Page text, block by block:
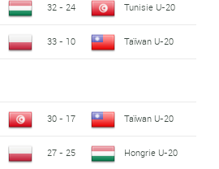
32 - 24 Tunisie U-20
33 - 10 Taïwan U-20
30 - 17 Taïwan U-20
27 - 25 Hongrie U-20